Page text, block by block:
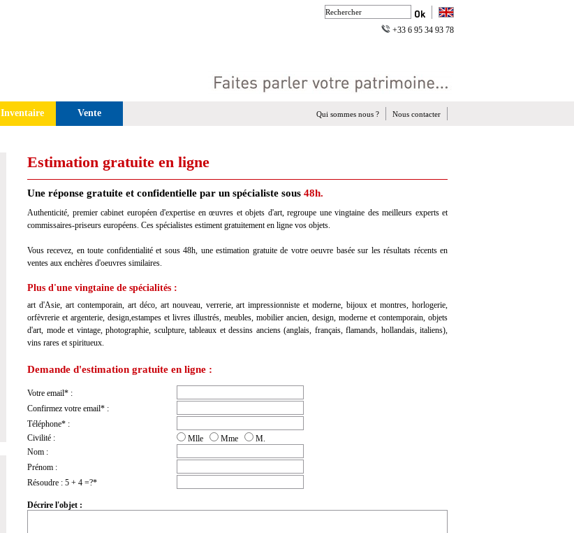
+33 6 95 34 93 78
Inventaire Vente Nous contacter
Qui sommes nous ?
Estimation gratuite en ligne
Une réponse gratuite et confidentielle par un spécialiste sous 48h.
Authenticité, premier cabinet européen d'expertise en œuvres et objets d'art, regroupe une vingtaine des meilleurs experts et
commissaires-priseurs européens. Ces spécialistes estiment gratuitement en ligne vos objets.
Vous recevez, en toute confidentialité et sous 48h, une estimation gratuite de votre oeuvre basée sur les résultats récents en
ventes aux enchères d'oeuvres similaires.
Plus d'une vingtaine de spécialités :
art d'Asie, art contemporain, art déco, art nouveau, verrerie, art impressionniste et moderne, bijoux et montres, horlogerie,
orfèvrerie et argenterie, design,estampes et livres illustrés, meubles, mobilier ancien, design, moderne et contemporain, objets
d'art, mode et vintage, photographie, sculpture, tableaux et dessins anciens (anglais, français, flamands, hollandais, italiens),
vins rares et spiritueux.
Demande d'estimation gratuite en ligne :
Votre email* :
Confirmez votre email* :
Téléphone* :
Civilité :
Mlle Mme
M.
Nom :
Prénom :
Résoudre : 5 + 4 =?*
Décrire l'objet :